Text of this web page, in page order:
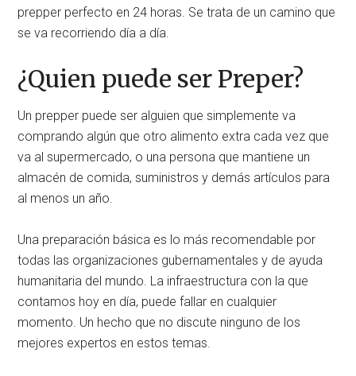
prepper perfecto en 24 horas. Se trata de un camino que
se va recorriendo día a día.
¿Quien puede ser Preper?
Un prepper puede ser alguien que simplemente va
comprando algún que otro alimento extra cada vez que
va al supermercado, o una persona que mantiene un
almacén de comida, suministros y demás artículos para
al menos un año.
Una preparación básica es lo más recomendable por
todas las organizaciones gubernamentales y de ayuda
humanitaria del mundo. La infraestructura con la que
contamos hoy en día, puede fallar en cualquier
momento. Un hecho que no discute ninguno de los
mejores expertos en estos temas.